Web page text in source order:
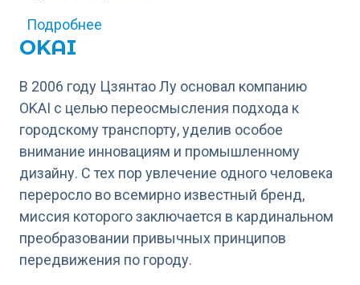
Подробнее
OKAI
В 2006 году Цзянтао Лу основал компанию
OKAI с целью переосмысления подхода к
городскому транспорту, уделив особое
внимание инновациям и промышленному
дизайну. С тех пор увлечение одного человека
переросло во всемирно известный бренд,
миссия которого заключается в кардинальном
преобразовании привычных принципов
передвижения по городу.